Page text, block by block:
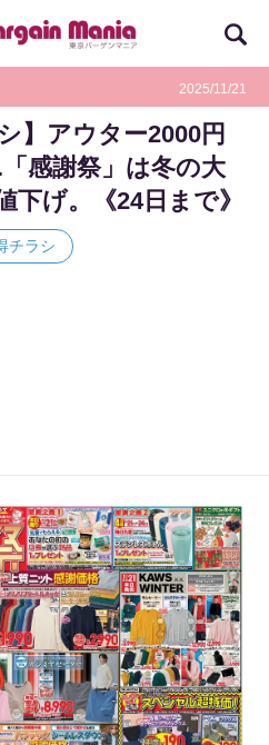
2025/11/21
】アウター2000円
感謝祭」は冬の大
下げ。《24日まで》
チラシ